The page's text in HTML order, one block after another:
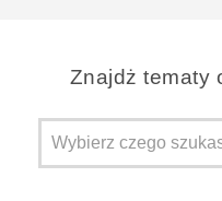
Znajdż tematy